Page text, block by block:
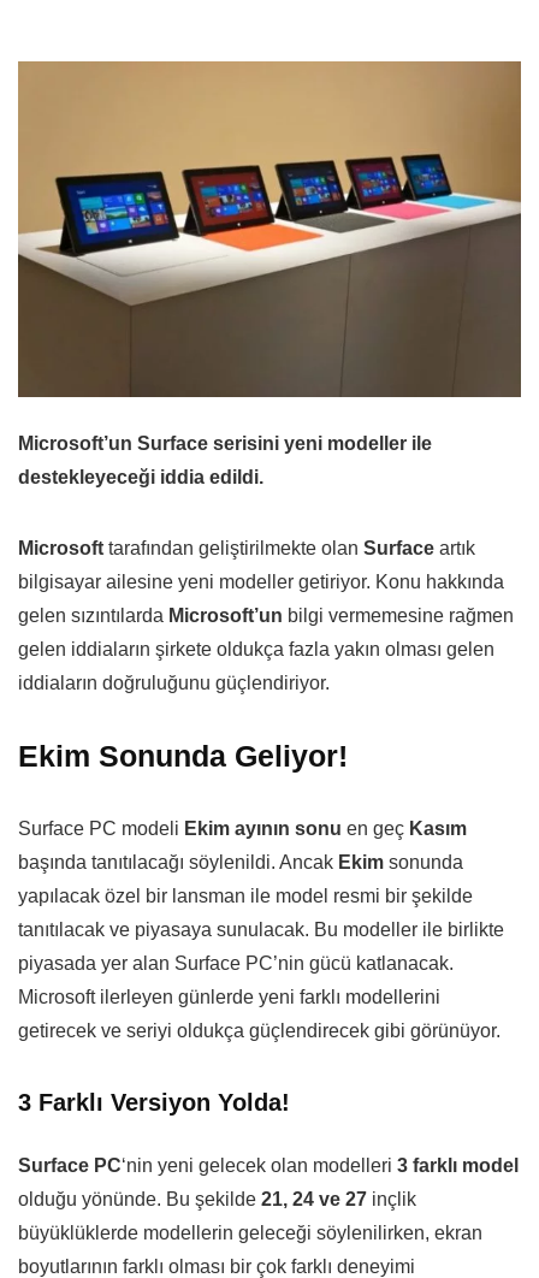
Microsoft’un Surface serisini yeni modeller ile
destekleyeceği iddia edildi.
Microsoft tarafından geliştirilmekte olan Surface artık
bilgisayar ailesine yeni modeller getiriyor. Konu hakkında
gelen sızıntılarda Microsoft’un bilgi vermemesine rağmen
gelen iddiaların şirkete oldukça fazla yakın olması gelen
iddiaların doğruluğunu güçlendiriyor.
Ekim Sonunda Geliyor!
Surface PC modeli Ekim ayının sonu en geç Kasım
başında tanıtılacağı söylenildi. Ancak Ekim sonunda
yapılacak özel bir lansman ile model resmi bir şekilde
tanıtılacak ve piyasaya sunulacak. Bu modeller ile birlikte
piyasada yer alan Surface PC’nin gücü katlanacak.
Microsoft ilerleyen günlerde yeni farklı modellerini
getirecek ve seriyi oldukça güçlendirecek gibi görünüyor.
3 Farklı Versiyon Yolda!
Surface PC‘nin yeni gelecek olan modelleri 3 farklı model
olduğu yönünde. Bu şekilde 21, 24 ve 27 inçlik
büyüklüklerde modellerin geleceği söylenilirken, ekran
boyutlarının farklı olması bir çok farklı deneyimi